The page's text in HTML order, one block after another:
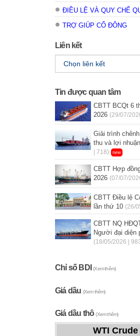
ĐIỀU LỆ VÀ QUY CHẾ
TRỢ GIÚP CỔ ĐÔNG
Liên kết
Tin được quan tâm
CBTT BCQt 6
2026 (29/07/
Giải trình
thu và lợi
| 718)
new
CBTT Hợp
2026 (07/07/
CBTT Điều lệ
lần thứ 10 (26/
CBTT NQ
Người đại diện
(18/05/2026 |
Chỉ số BDI(Xem thêm)
Giá dầu (Xem thêm)
Giá dầu thô(Xem thêm)
WTI Crude